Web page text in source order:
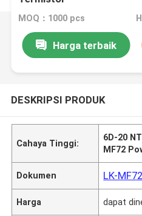
MOQ：1000 pcs
Harga terbaik
DESKRIPSI PRODUK
Cahaya Tinggi:
6D-20
MF72
Dokumen LK-
Harga dapat